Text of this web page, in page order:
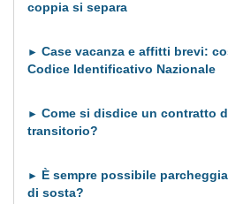
coppia si separa
► Case vacanza e affitti brevi:
Codice Identificativo Nazionale
► Come si disdice un contratto
transitorio?
► È sempre possibile
di sosta?